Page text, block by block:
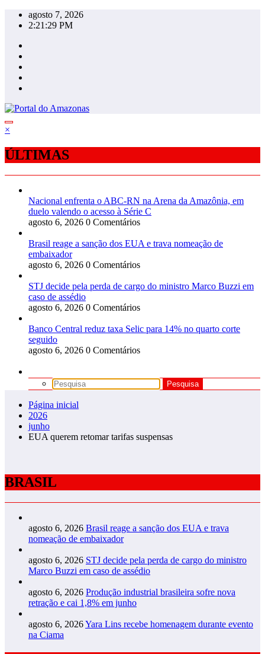
Pular
para
conteúdo
agosto 7, 2026
2:21:30 PM
×
ÚLTIMAS
Nacional enfrenta o ABC-RN na Arena da Amazônia, em
duelo valendo o acesso à Série C
agosto 6, 2026 0 Comentários
Brasil reage a sanção dos EUA e trava nomeação de
embaixador
agosto 6, 2026 0 Comentários
STJ decide pela perda de cargo do ministro Marco Buzzi em
caso de assédio
agosto 6, 2026 0 Comentários
Banco Central reduz taxa Selic para 14% no quarto corte
seguido
agosto 6, 2026 0 Comentários
Página inicial
2026
junho
EUA querem retomar tarifas suspensas
BRASIL
agosto 6, 2026 Brasil reage a sanção dos EUA e trava
nomeação de embaixador
agosto 6, 2026 STJ decide pela perda de cargo do ministro
Marco Buzzi em caso de assédio
agosto 6, 2026 Produção industrial brasileira sofre nova
retração e cai 1,8% em junho
agosto 6, 2026Yara Lins recebe homenagem durante evento
na Ciama